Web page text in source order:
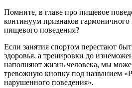
Помните, в главе про пищевое
континуум признаков
пищевого поведения?
Если занятия спортом перестают
здоровья, а тренировки до
наполняют жизнь человека, мы
тревожную кнопку под названием
нарушенного поведения».